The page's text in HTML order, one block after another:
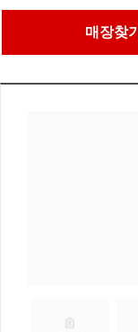
매장찾기